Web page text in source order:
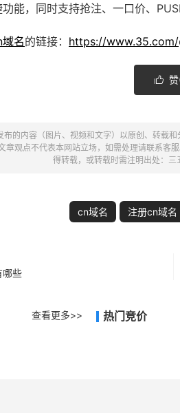
能，同时支持抢注、一口价、
名的链接： https://www.35.com/

布的内容（图片、视频和文字）以原创、转载
章观点不代表本网站立场，如需处理请联系
得转载，或转载时需注明出处： 三
cn域名 注册cn域名
哪些
查看更多>> 热门竞价